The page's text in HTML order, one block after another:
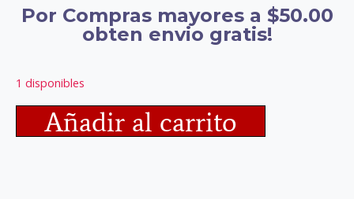
Por Compras mayores a $50.00
obten envio gratis!
1 disponibles
Añadir al carrito